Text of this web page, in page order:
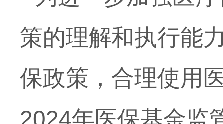
策的理解和执行能
保政策，合理使用
2024年医保基金监